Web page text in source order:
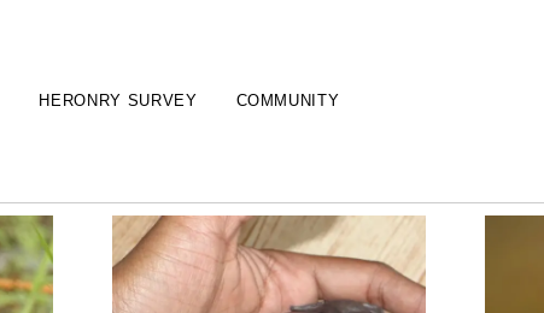
HERONRY SURVEY COMMUNITY